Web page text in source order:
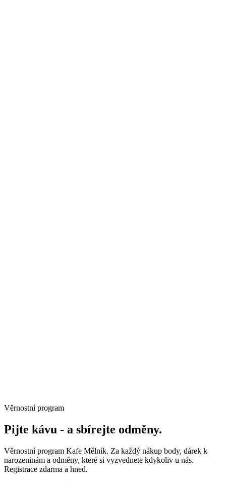
→
Věrnostní program
Pijte kávu - a sbírejte odměny.
Věrnostní program Kafe Mělník. Za každý nákup body, dárek k
narozeninám a odměny, které si vyzvednete kdykoliv u nás.
Registrace zdarma a hned.